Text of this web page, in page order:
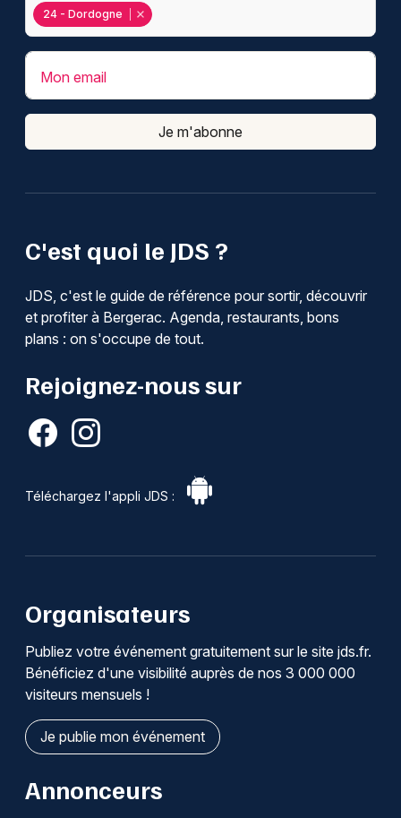
C'est quoi le JDS ?
JDS, c'est le guide de référence pour sortir, découvrir
et profiter à Bergerac. Agenda, restaurants, bons
plans : on s'occupe de tout.
Rejoignez-nous sur
Téléchargez l'appli JDS :
24 - Dordogne
Mon email
Je m'abonne
Organisateurs
Publiez votre événement gratuitement sur le site jds.fr.
Bénéficiez d'une visibilité auprès de nos 3 000 000
visiteurs mensuels !
Je publie mon événement
Annonceurs